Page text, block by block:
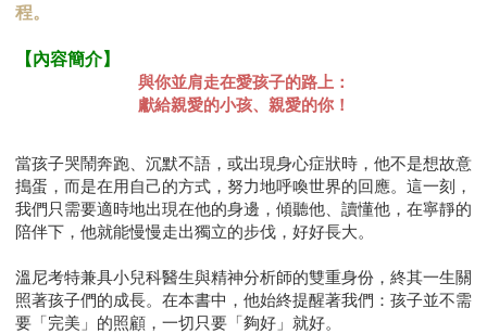
程。
【內容簡介】
與你並肩走在愛孩子的路上：
獻給親愛的小孩、親愛的你！
當孩子哭鬧奔跑、沉默不語，或出現身心症狀時，他不是想故意
搗蛋，而是在用自己的方式，努力地呼喚世界的回應。這一刻，
我們只需要適時地出現在他的身邊，傾聽他、讀懂他，在寧靜的
陪伴下，他就能慢慢走出獨立的步伐，好好長大。
溫尼考特兼具小兒科醫生與精神分析師的雙重身份，終其一生關
照著孩子們的成長。在本書中，他始終提醒著我們：孩子並不需
要「完美」的照顧，一切只要「夠好」就好。